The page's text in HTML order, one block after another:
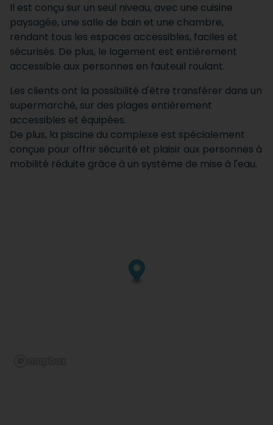
Il est conçu sur un seul niveau, avec une cuisine
paysagée, une salle de bain et une chambre,
rendant tous les espaces accessibles, faciles et
sécurisés. De plus, le logement est entièrement
accessible aux personnes en fauteuil roulant.
Les clients ont la possibilité d'être transférer dans un
supermarché, sur des plages entièrement
accessibles et équipées.
De plus, la piscine du complexe est spécialement
conçue pour offrir sécurité et plaisir aux personnes à
mobilité réduite grâce à un système de mise à l'eau.